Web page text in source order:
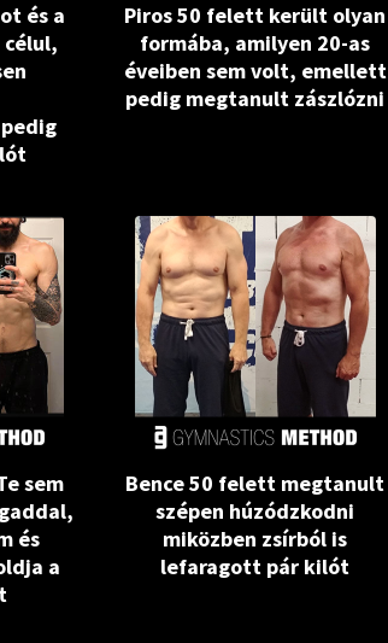
és a
Piros 50 felett került olyan
formába, amilyen 20-as
éveiben sem volt, emellett
pedig megtanult zászlózni
sem
és
a
Bence 50 felett megtanult
szépen húzódzkodni
miközben zsírból is
lefaragott pár kilót